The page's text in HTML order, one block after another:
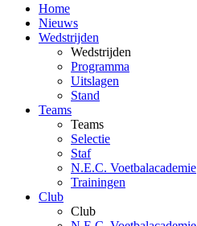
Home
Nieuws
Wedstrijden
Wedstrijden
Programma
Uitslagen
Stand
Teams
Teams
Selectie
Staf
N.E.C. Voetbalacademie
Trainingen
Club
Club